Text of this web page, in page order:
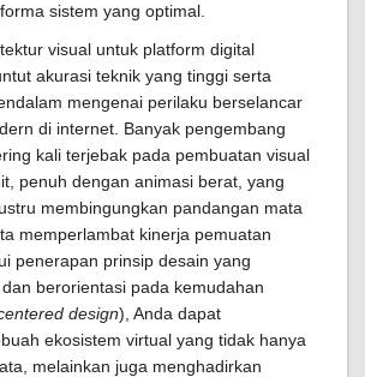
sistem yang optimal.
visual untuk platform digital
akurasi teknik yang tinggi serta
mengenai perilaku berselancar
di internet. Banyak pengembang
kali terjebak pada pembuatan visual
penuh dengan animasi berat, yang
membingungkan pandangan mata
memperlambat kinerja pemuatan
penerapan prinsip desain yang
berorientasi pada kemudahan
design), Anda dapat
ekosistem virtual yang tidak hanya
melainkan juga menghadirkan